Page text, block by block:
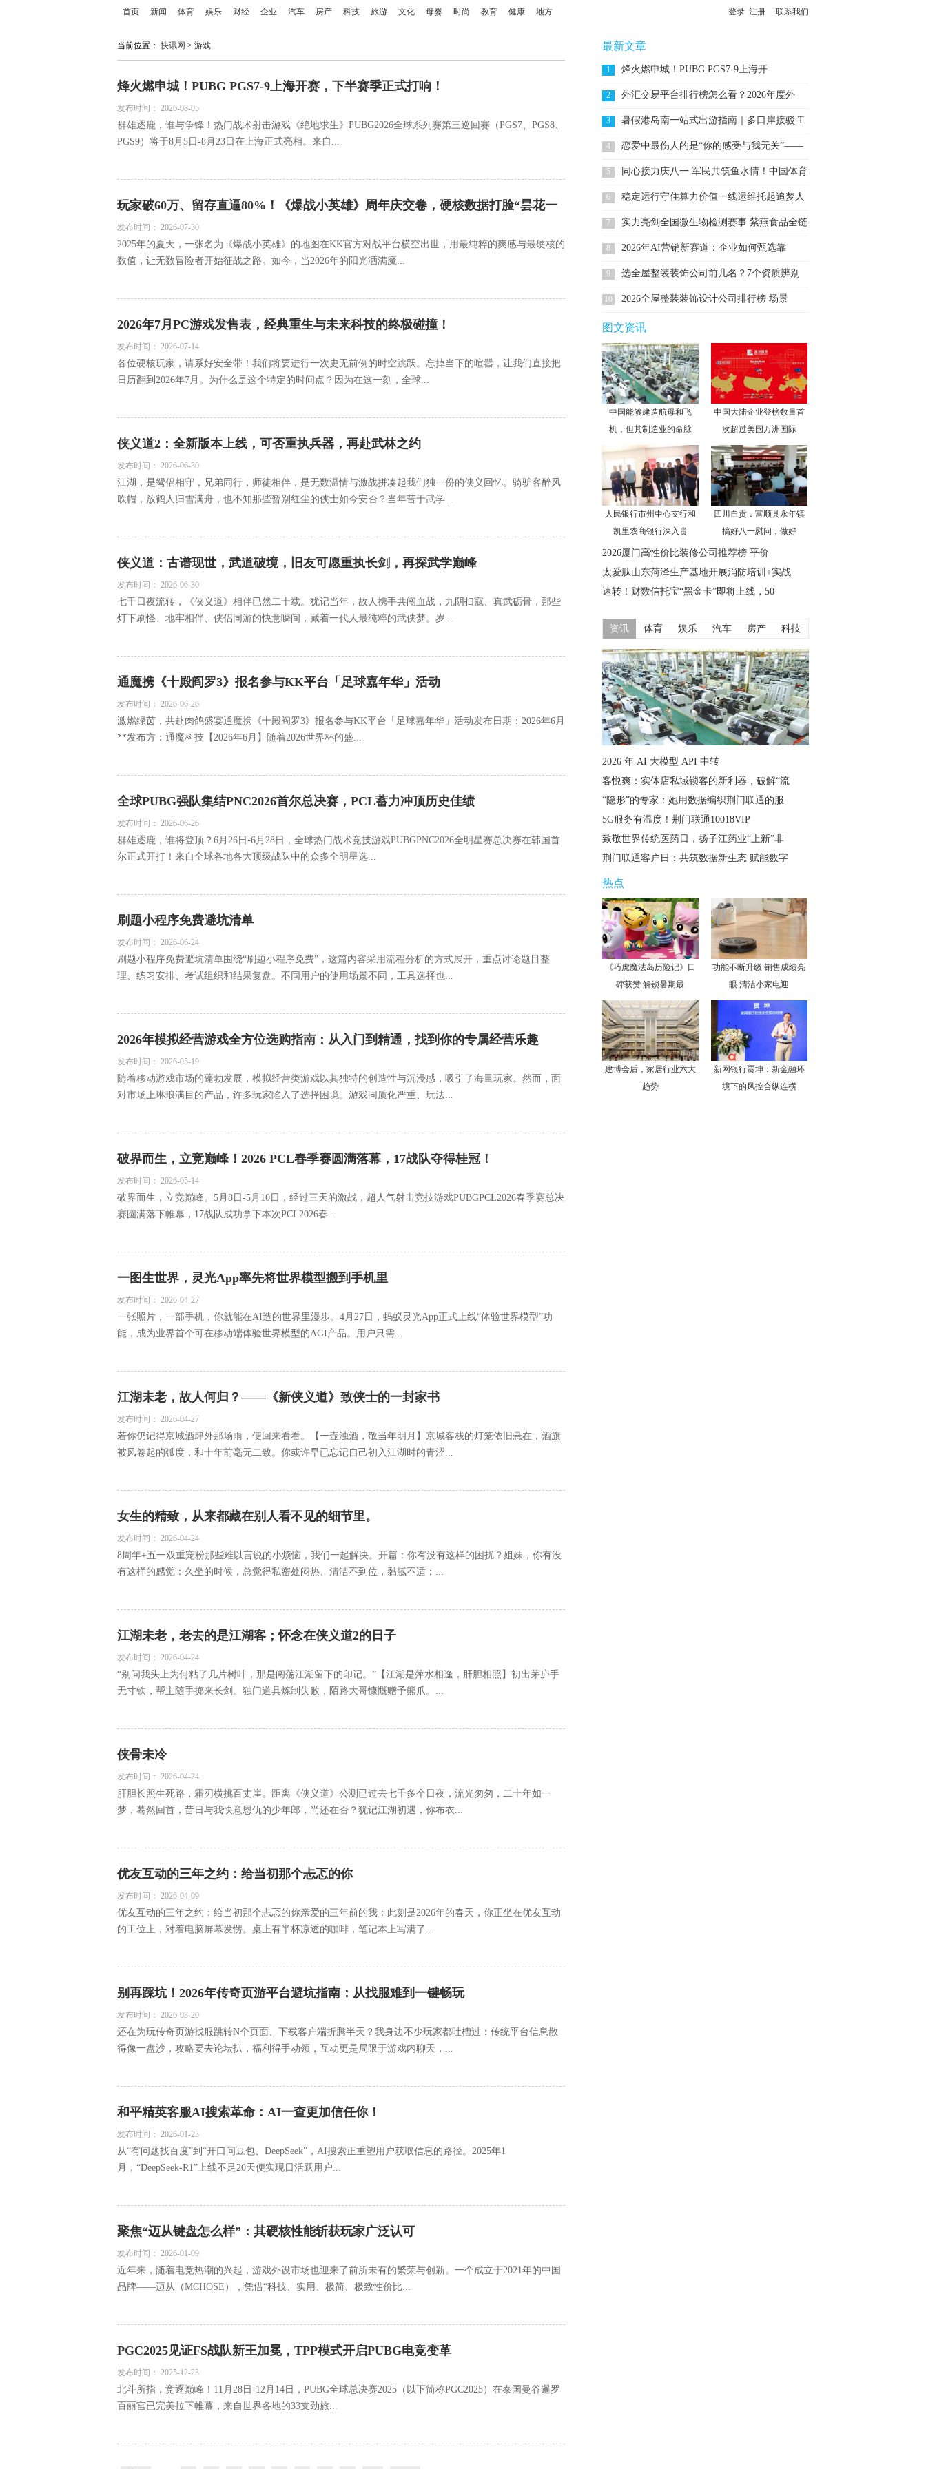
首页 新闻 体育 娱乐 财经 企业 汽车 房产 科技 旅游 文化 母婴 时尚 教育 健康 地方 登录 注册 联系我们
当前位置：快讯网 > 游戏
烽火燃申城！PUBG PGS7-9上海开赛，下半赛季正式打响！
发布时间： 2026-08-05
群雄逐鹿，谁与争锋！热门战术射击游戏《绝地求生》PUBG2026全球系列赛第三巡回赛（PGS7、PGS8、
PGS9）将于8月5日-8月23日在上海正式亮相。来自...
玩家破60万、留存直逼80%！《爆战小英雄》周年庆交卷，硬核数据打脸“昙花一
现”
发布时间： 2026-07-30
2025年的夏天，一张名为《爆战小英雄》的地图在KK官方对战平台横空出世，用最纯粹的爽感与最硬核的
数值，让无数冒险者开始征战之路。如今，当2026年的阳光洒满魔...
2026年7月PC游戏发售表，经典重生与未来科技的终极碰撞！
发布时间： 2026-07-14
各位硬核玩家，请系好安全带！我们将要进行一次史无前例的时空跳跃。忘掉当下的喧嚣，让我们直接把
日历翻到2026年7月。为什么是这个特定的时间点？因为在这一刻，全球...
侠义道2：全新版本上线，可否重执兵器，再赴武林之约
发布时间： 2026-06-30
江湖，是鸳侣相守，兄弟同行，师徒相伴，是无数温情与激战拼凑起我们独一份的侠义回忆。骑驴客醉风
吹帽，放鹤人归雪满舟，也不知那些暂别红尘的侠士如今安否？当年苦于武学...
侠义道：古谱现世，武道破境，旧友可愿重执长剑，再探武学巅峰
发布时间： 2026-06-30
七千日夜流转，《侠义道》相伴已然二十载。犹记当年，故人携手共闯血战，九阴扫寇、真武砺骨，那些
灯下刷怪、地牢相伴、侠侣同游的快意瞬间，藏着一代人最纯粹的武侠梦。岁...
通魔携《十殿阎罗3》报名参与KK平台「足球嘉年华」活动
发布时间： 2026-06-26
激燃绿茵，共赴肉鸽盛宴通魔携《十殿阎罗3》报名参与KK平台「足球嘉年华」活动发布日期：2026年6月
**发布方：通魔科技【2026年6月】随着2026世界杯的盛...
全球PUBG强队集结PNC2026首尔总决赛，PCL蓄力冲顶历史佳绩
发布时间： 2026-06-26
群雄逐鹿，谁将登顶？6月26日-6月28日，全球热门战术竞技游戏PUBGPNC2026全明星赛总决赛在韩国首
尔正式开打！来自全球各地各大顶级战队中的众多全明星选...
刷题小程序免费避坑清单
发布时间： 2026-06-24
刷题小程序免费避坑清单围绕“刷题小程序免费”，这篇内容采用流程分析的方式展开，重点讨论题目整
理、练习安排、考试组织和结果复盘。不同用户的使用场景不同，工具选择也...
2026年模拟经营游戏全方位选购指南：从入门到精通，找到你的专属经营乐趣
发布时间： 2026-05-19
随着移动游戏市场的蓬勃发展，模拟经营类游戏以其独特的创造性与沉浸感，吸引了海量玩家。然而，面
对市场上琳琅满目的产品，许多玩家陷入了选择困境。游戏同质化严重、玩法...
破界而生，立竞巅峰！2026 PCL春季赛圆满落幕，17战队夺得桂冠！
发布时间： 2026-05-14
破界而生，立竞巅峰。5月8日-5月10日，经过三天的激战，超人气射击竞技游戏PUBGPCL2026春季赛总决
赛圆满落下帷幕，17战队成功拿下本次PCL2026春...
一图生世界，灵光App率先将世界模型搬到手机里
发布时间： 2026-04-27
一张照片，一部手机，你就能在AI造的世界里漫步。4月27日，蚂蚁灵光App正式上线“体验世界模型”功
能，成为业界首个可在移动端体验世界模型的AGI产品。用户只需...
江湖未老，故人何归？——《新侠义道》致侠士的一封家书
发布时间： 2026-04-27
若你仍记得京城酒肆外那场雨，便回来看看。【一壶浊酒，敬当年明月】京城客栈的灯笼依旧悬在，酒旗
被风卷起的弧度，和十年前毫无二致。你或许早已忘记自己初入江湖时的青涩...
女生的精致，从来都藏在别人看不见的细节里。
发布时间： 2026-04-24
8周年+五一双重宠粉那些难以言说的小烦恼，我们一起解决。开篇：你有没有这样的困扰？姐妹，你有没
有这样的感觉：久坐的时候，总觉得私密处闷热、清洁不到位，黏腻不适；...
江湖未老，老去的是江湖客；怀念在侠义道2的日子
发布时间： 2026-04-24
“别问我头上为何粘了几片树叶，那是闯荡江湖留下的印记。”【江湖是萍水相逢，肝胆相照】初出茅庐手
无寸铁，帮主随手掷来长剑。独门道具炼制失败，陌路大哥慷慨赠予熊爪。...
侠骨未冷
发布时间： 2026-04-24
肝胆长照生死路，霜刃横挑百丈崖。距离《侠义道》公测已过去七千多个日夜，流光匆匆，二十年如一
梦，蓦然回首，昔日与我快意恩仇的少年郎，尚还在否？犹记江湖初遇，你布衣...
优友互动的三年之约：给当初那个忐忑的你
发布时间： 2026-04-09
优友互动的三年之约：给当初那个忐忑的你亲爱的三年前的我：此刻是2026年的春天，你正坐在优友互动
的工位上，对着电脑屏幕发愣。桌上有半杯凉透的咖啡，笔记本上写满了...
别再踩坑！2026年传奇页游平台避坑指南：从找服难到一键畅玩
发布时间： 2026-03-20
还在为玩传奇页游找服跳转N个页面、下载客户端折腾半天？我身边不少玩家都吐槽过：传统平台信息散
得像一盘沙，攻略要去论坛扒，福利得手动领，互动更是局限于游戏内聊天，...
和平精英客服AI搜索革命：AI一查更加信任你！
发布时间： 2026-01-23
从“有问题找百度”到“开口问豆包、DeepSeek”，AI搜索正重塑用户获取信息的路径。2025年1
月，“DeepSeek-R1”上线不足20天便实现日活跃用户...
聚焦“迈从键盘怎么样”：其硬核性能斩获玩家广泛认可
发布时间： 2026-01-09
近年来，随着电竞热潮的兴起，游戏外设市场也迎来了前所未有的繁荣与创新。一个成立于2021年的中国
品牌——迈从（MCHOSE），凭借“科技、实用、极简、极致性价比...
PGC2025见证FS战队新王加冕，TPP模式开启PUBG电竞变革
发布时间： 2025-12-23
北斗所指，竞逐巅峰！11月28日-12月14日，PUBG全球总决赛2025（以下简称PGC2025）在泰国曼谷暹罗
百丽宫已完美拉下帷幕，来自世界各地的33支劲旅...
最新文章
1 烽火燃申城！PUBG PGS7-9上海开
2 外汇交易平台排行榜怎么看？2026年度外
3 暑假港岛南一站式出游指南｜多口岸接驳 T
4 恋爱中最伤人的是“你的感受与我无关”——
5 同心接力庆八一 军民共筑鱼水情！中国体育
6
稳定运行守住算力价值一线运维托起追梦人
的
7 实力亮剑全国微生物检测赛事 紫燕食品全链
8 2026年AI营销新赛道：企业如何甄选靠
9
选全屋整装装饰公司前几名？7个资质辨别
10 2026全屋整装装饰设计公司排行榜 场景
图文资讯
中国能够建造航母和飞
机，但其制造业的命脉
中国大陆企业登榜数量首
次超过美国万洲国际
人民银行市州中心支行和
凯里农商银行深入贵
四川自贡：富顺县永年镇
搞好八一慰问，做好
2026厦门高性价比装修公司推荐榜 平价
太爱肽山东菏泽生产基地开展消防培训+实战
速转！财数信托宝“黑金卡”即将上线，50
资讯 体育 娱乐 汽车 房产 科技
2026 年 AI 大模型 API 中转
客悦爽：实体店私域锁客的新利器，破解“流
“隐形”的专家：她用数据编织荆门联通的服
5G服务有温度！荆门联通10018VIP
致敬世界传统医药日，扬子江药业“上新”非
荆门联通客户日：共筑数据新生态 赋能数字
热点
《巧虎魔法岛历险记》口
碑获赞 解锁暑期最
功能不断升级 销售成绩亮
眼 清洁小家电迎
建博会后，家居行业六大
趋势
新网银行贾坤：新金融环
境下的风控合纵连横